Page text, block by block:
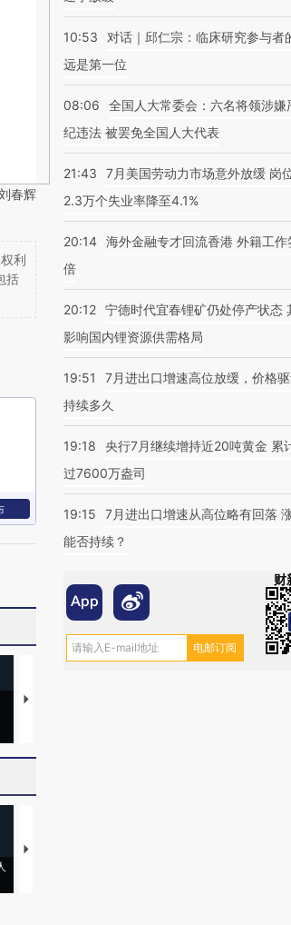
春辉
利
括
马航飞行员跨国走私7万
【推广】走进第四届链博
10:53
对话｜邱仁宗：临床研究参与者
远是第一位
08:06
全国人大常委会：六名将领涉嫌
纪违法 被罢免全国人大代表
21:43
7月美国劳动力市场意外放缓 岗
2.3万个失业率降至4.1%
20:14 海外金融专才回流香港 外籍工作
倍
20:12 宁德时代宜春锂矿仍处停产状态
影响国内锂资源供需格局
19:51
7月进出口增速高位放缓，价格
持续多久
19:18
央行7月继续增持近20吨黄金 累
过7600万盎司
19:15
7月进出口增速从高位略有回落
能否持续？
财